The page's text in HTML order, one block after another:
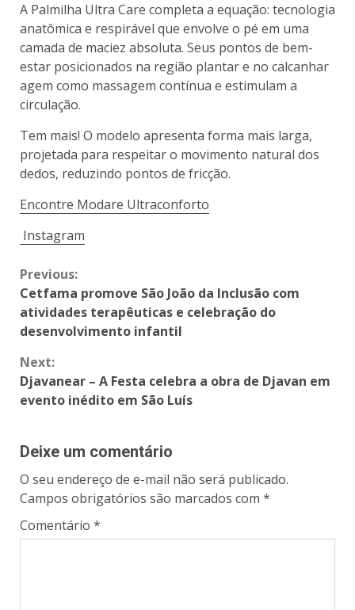
A Palmilha Ultra Care completa a equação: tecnologia
anatômica e respirável que envolve o pé em uma
camada de maciez absoluta. Seus pontos de bem-
estar posicionados na região plantar e no calcanhar
agem como massagem contínua e estimulam a
circulação.
Tem mais! O modelo apresenta forma mais larga,
projetada para respeitar o movimento natural dos
dedos, reduzindo pontos de fricção.
Encontre Modare Ultraconforto
Instagram
Previous:
Cetfama promove São João da Inclusão com
atividades terapêuticas e celebração do
desenvolvimento infantil
Next:
Djavanear – A Festa celebra a obra de Djavan em
evento inédito em São Luís
Deixe um comentário
O seu endereço de e-mail não será publicado.
Campos obrigatórios são marcados com *
Comentário *